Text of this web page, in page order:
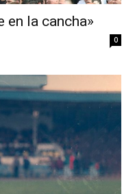
en la cancha»
0